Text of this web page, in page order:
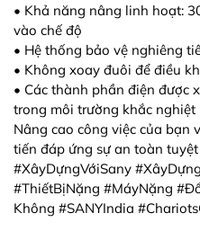
• Khả năng nâng linh hoạt:
vào chế độ
• Hệ thống bảo vệ nghiêng
• Không xoay đuôi để điều
• Các thành phần điện được
trong môi trường khắc nghiệt
Nâng cao công việc của bạn
tiến đáp ứng sự an toàn
#XâyDựngVớiSany
#ThiếtBịNặng #MáyNặng
Không #SANYIndia